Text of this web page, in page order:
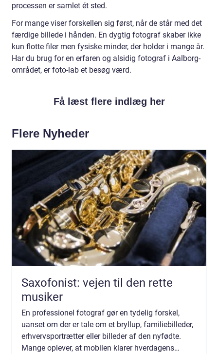
processen er samlet ét sted.
For mange viser forskellen sig først, når de står med det
færdige billede i hånden. En dygtig fotograf skaber ikke
kun flotte filer men fysiske minder, der holder i mange år.
Har du brug for en erfaren og alsidig fotograf i Aalborg-
området, er foto-lab et besøg værd.
Få læst flere indlæg her
Flere Nyheder
Saxofonist: vejen til den rette
musiker
En professionel fotograf gør en tydelig forskel,
uanset om der er tale om et bryllup, familiebilleder,
erhvervsportrætter eller billeder af den nyfødte.
Mange oplever, at mobilen klarer hverdagens